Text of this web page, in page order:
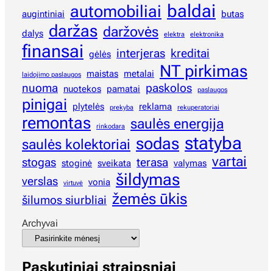
augintiniai automobiliai baldai
butas
dalys daržas daržovės elektra elektronika
finansai gėlės interjeras kreditai
laidojimo paslaugos maistas metalai NT pirkimas
nuoma nuotekos pamatai paskolos paslaugos
pinigai plytelės prekyba reklama rekuperatoriai
remontas rinkodara
saulės energija
saulės kolektoriai sodas statyba
stogas stoginė sveikata terasa valymas vartai
verslas virtuvė vonia šildymas
šilumos siurbliai žemės ūkis
Archyvai
Paskutiniai straipsniai